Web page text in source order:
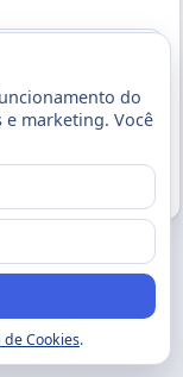
do
marketing. Você
de Cookies.